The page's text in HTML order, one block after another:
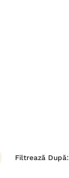
Filtrează După: